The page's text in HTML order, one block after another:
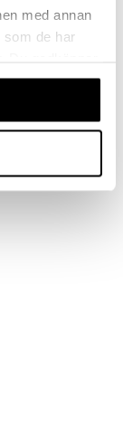
med annan
som de har
webbplats.